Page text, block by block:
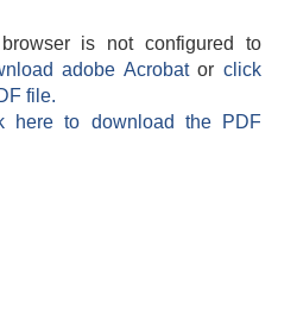
is not configured to
adobe Acrobatorclick
file.
here to download the PDF